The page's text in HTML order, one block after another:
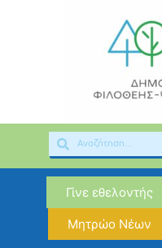
Γίνε εθελοντής
Μητρώο Νέων